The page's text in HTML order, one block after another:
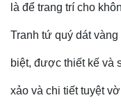
là để trang trí cho
Tranh tứ quý dát
biệt, được thiết kế và
xảo và chi tiết tuyệt